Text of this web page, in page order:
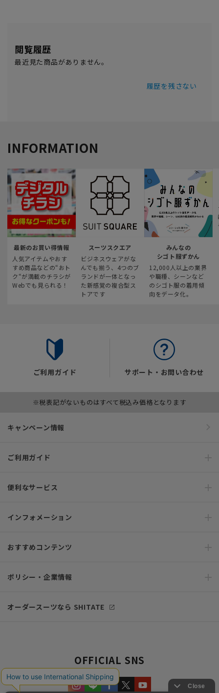
閲覧履歴
最近見た商品がありません。
履歴を残さない
INFORMATION
最新のお買い得情報
人気アイテムやおす
すめ商品などの“おト
ク“が満載のチラシが
Webでも見られる！
スーツスクエア
ビジネスウェアがな
んでも揃う、4つのブ
ランドが一体となっ
た新感覚の複合型ス
トアです
みんなの
シゴト服ずかん
12,000人以上の業界
や職種、シーンなど
のシゴト服の着用傾
向をデータ化。
ご利用ガイド サポート・お問い合わせ
※税表記がないものはすべて税込み価格となります
キャンペーン情報
ご利用ガイド
便利なサービス
インフォメーション
おすすめコンテンツ
ポリシー・企業情報
オーダースーツなら SHITATE
OFFICIAL SNS